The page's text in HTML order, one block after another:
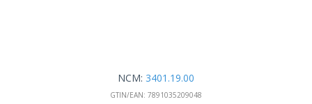
NCM: 3401.19.00
GTIN/EAN: 7891035209048